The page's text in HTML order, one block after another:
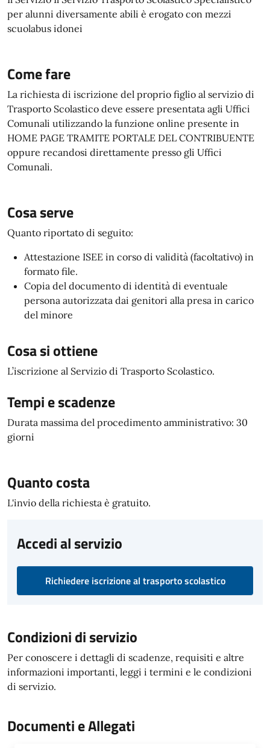
per alunni diversamente abili è erogato con mezzi
scuolabus idonei
Come fare
La richiesta di iscrizione del proprio figlio al servizio di
Trasporto Scolastico deve essere presentata agli Uffici
Comunali utilizzando la funzione online presente in
HOME PAGE TRAMITE PORTALE DEL CONTRIBUENTE
oppure recandosi direttamente presso gli Uffici
Comunali.
Cosa serve
Quanto riportato di seguito:
Attestazione ISEE in corso di validità (facoltativo) in
formato file.
Copia del documento di identità di eventuale
persona autorizzata dai genitori alla presa in carico
del minore
Cosa si ottiene
L’iscrizione al Servizio di Trasporto Scolastico.
Tempi e scadenze
Durata massima del procedimento amministrativo: 30
giorni
Quanto costa
L'invio della richiesta è gratuito.
Accedi al servizio
Richiedere iscrizione al trasporto scolastico
Condizioni di servizio
Per conoscere i dettagli di scadenze, requisiti e altre
informazioni importanti, leggi i termini e le condizioni
di servizio.
Documenti e Allegati